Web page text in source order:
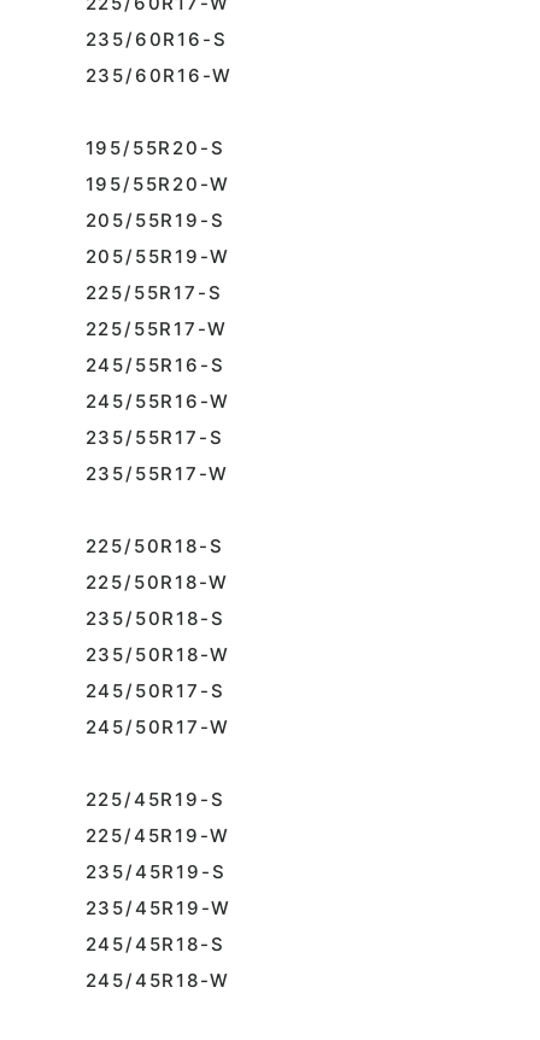
235/60R16-S
235/60R16-W
195/55R20-S
195/55R20-W
205/55R19-S
205/55R19-W
225/55R17-S
225/55R17-W
245/55R16-S
245/55R16-W
235/55R17-S
235/55R17-W
225/50R18-S
225/50R18-W
235/50R18-S
235/50R18-W
245/50R17-S
245/50R17-W
225/45R19-S
225/45R19-W
235/45R19-S
235/45R19-W
245/45R18-S
245/45R18-W